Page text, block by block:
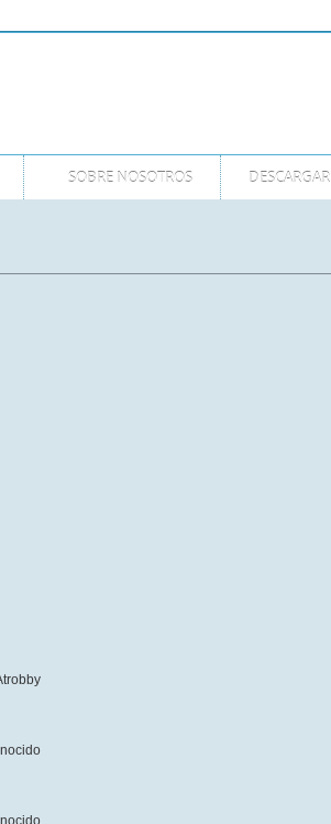
SOBRE NOSOTROS DESCARGAR